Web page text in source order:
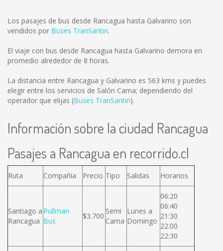
Los pasajes de bus desde Rancagua hasta Galvarino son
vendidos por Buses TranSantin.
El viaje con bus desde Rancagua hasta Galvarino demora en
promedio alrededor de 8 horas.
La distancia entre Rancagua y Galvarino es 563 kms y puedes
elegir entre los servicios de Salón Cama; dependiendo del
operador que elijas (Buses TranSantin).
Información sobre la ciudad Rancagua
Pasajes a Rancagua en recorrido.cl
Ruta Compañía Precio Tipo Salidas Horarios
Santiago a
Rancagua
Pullman
Bus
$3.700
Semi
Cama
Lunes a
Domingo
06:20
06:40
21:30
22:00
22:30